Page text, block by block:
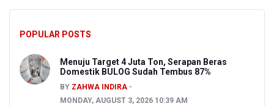
POPULAR POSTS
Menuju Target 4 Juta Ton, Serapan Beras
Domestik BULOG Sudah Tembus 87%
BY ZAHWA INDIRA
MONDAY, AUGUST 3, 2026 10:39 AM